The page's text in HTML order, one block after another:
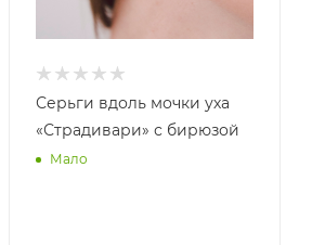
Серьги вдоль мочки уха
«Страдивари» с бирюзой
Мало